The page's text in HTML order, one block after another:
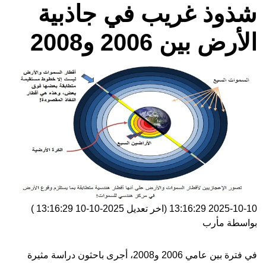
شذوذ غريب في جاذبية
الأرض بين 2006 و2008
2025-10-10 13:16:29 (اخر تعديل 2025-10-10 13:16:29
)
بواسطة مأرب
في فترة بين عامي 2006 و2008، أجرى باحثون دراسة مثيرة